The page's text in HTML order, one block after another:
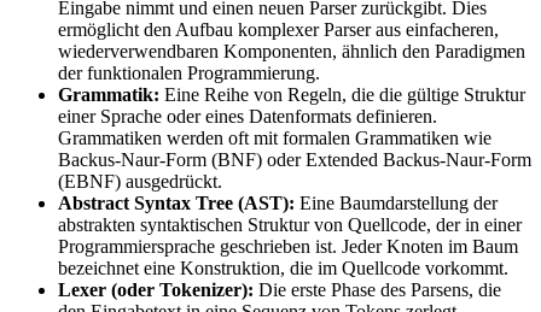
Eingabe nimmt und einen neuen Parser zurückgibt. Dies
ermöglicht den Aufbau komplexer Parser aus einfacheren,
wiederverwendbaren Komponenten, ähnlich den Paradigmen
der funktionalen Programmierung.
Grammatik: Eine Reihe von Regeln, die die gültige Struktur
einer Sprache oder eines Datenformats definieren.
Grammatiken werden oft mit formalen Grammatiken wie
Backus-Naur-Form (BNF) oder Extended Backus-Naur-Form
(EBNF) ausgedrückt.
Abstract Syntax Tree (AST): Eine Baumdarstellung der
abstrakten syntaktischen Struktur von Quellcode, der in einer
Programmiersprache geschrieben ist. Jeder Knoten im Baum
bezeichnet eine Konstruktion, die im Quellcode vorkommt.
Lexer (oder Tokenizer): Die erste Phase des Parsens, die